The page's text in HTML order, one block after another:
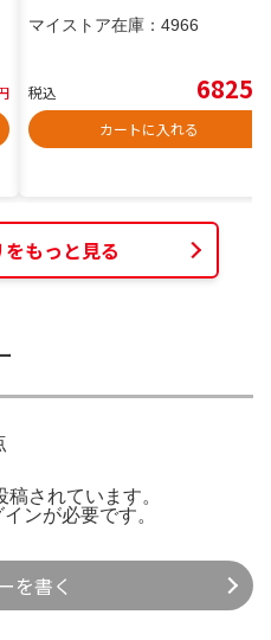
マイストア在庫： 4966
税込 6825
カートに入れる
もっと見る
されています。
インが必要です。
を書く